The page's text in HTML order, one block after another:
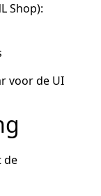
Shop):
voor de UI
de